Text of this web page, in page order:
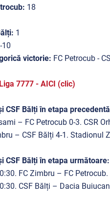
18
1
10
victorie: FC Petrocub -
7777 - AICI (clic)
CSF Bălți în etapa
– FC Petrocub 0-3. CSR
– CSF Bălți 4-1. Stadionul
CSF Bălți în etapa următoare:
FC Zimbru – FC
CSF Bălți – Dacia